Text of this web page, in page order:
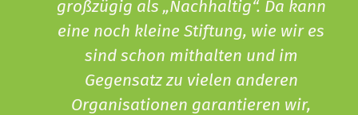
großzügig als „Nachhaltig“. Da kann
eine noch kleine Stiftung, wie wir es
sind schon mithalten und im
Gegensatz zu vielen anderen
Organisationen garantieren wir,